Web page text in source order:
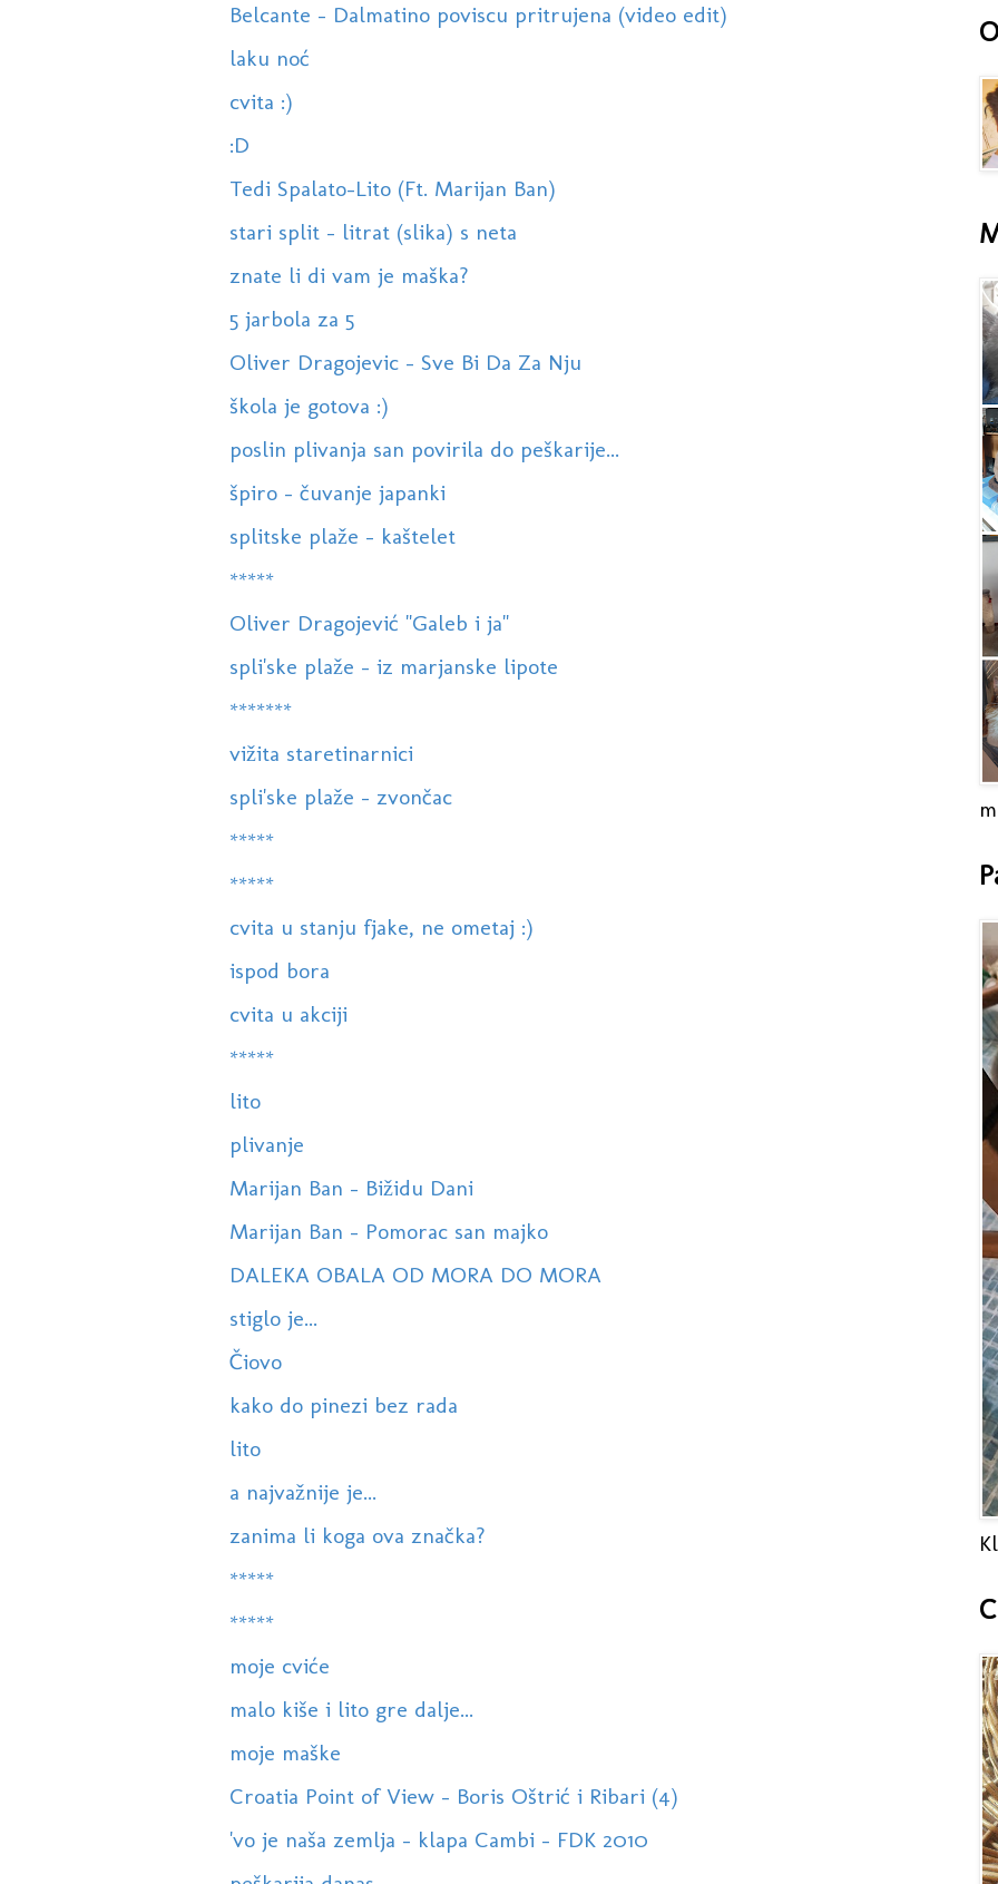
Belcante - Dalmatino poviscu pritrujena (video edit)
laku noć
cvita :)
:D
Tedi Spalato-Lito (Ft. Marijan Ban)
stari split - litrat (slika) s neta
znate li di vam je maška?
5 jarbola za 5
Oliver Dragojevic - Sve Bi Da Za Nju
škola je gotova :)
poslin plivanja san povirila do peškarije...
špiro - čuvanje japanki
splitske plaže - kaštelet
*****
Oliver Dragojević "Galeb i ja"
spli'ske plaže - iz marjanske lipote
*******
vižita staretinarnici
spli'ske plaže - zvončac
*****
*****
cvita u stanju fjake, ne ometaj :)
ispod bora
cvita u akciji
*****
lito
plivanje
Marijan Ban - Bižidu Dani
Marijan Ban - Pomorac san majko
DALEKA OBALA OD MORA DO MORA
stiglo je...
Čiovo
kako do pinezi bez rada
lito
a najvažnije je...
zanima li koga ova značka?
*****
*****
moje cviće
malo kiše i lito gre dalje...
moje maške
Croatia Point of View - Boris Oštrić i Ribari (4)
'vo je naša zemlja - klapa Cambi - FDK 2010